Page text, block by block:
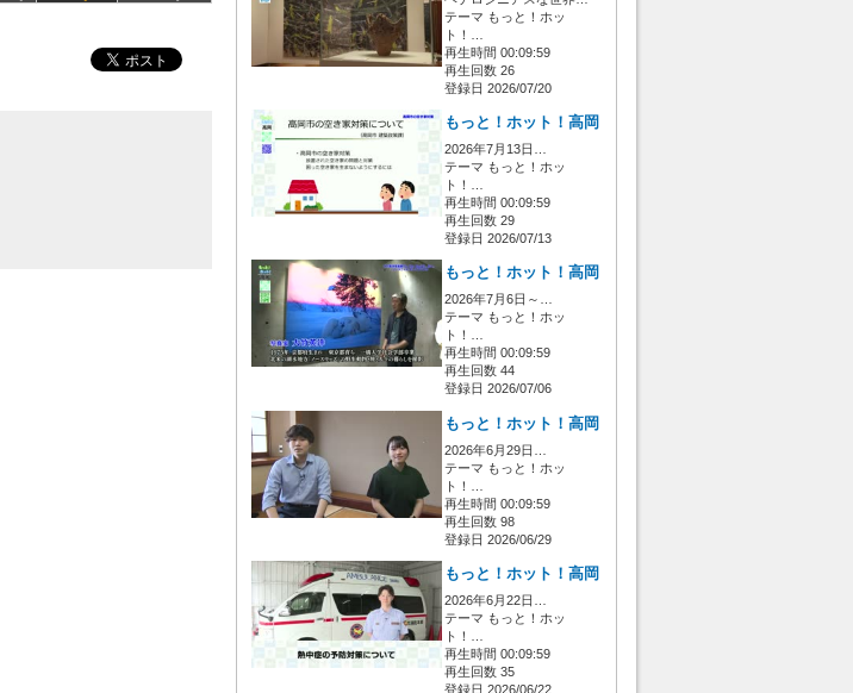
テーマ もっと！ホッ
ト！…
再生時間 00:09:59
再生回数 26
登録日 2026/07/20
もっと！ホット！高岡
2026年7月13日…
テーマ もっと！ホッ
ト！…
再生時間 00:09:59
再生回数 29
登録日 2026/07/13
もっと！ホット！高岡
2026年7月6日～…
テーマ もっと！ホッ
ト！…
再生時間 00:09:59
再生回数 44
登録日 2026/07/06
もっと！ホット！高岡
2026年6月29日…
テーマ もっと！ホッ
ト！…
再生時間 00:09:59
再生回数 98
登録日 2026/06/29
もっと！ホット！高岡
2026年6月22日…
テーマ もっと！ホッ
ト！…
再生時間 00:09:59
再生回数 35
登録日 2026/06/22